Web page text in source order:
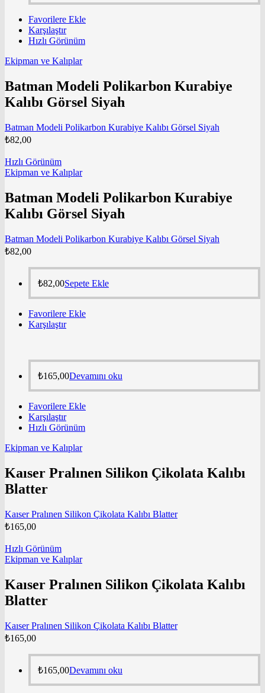
Favorilere Ekle
Karşılaştır
Hızlı Görünüm
Ekipman ve Kalıplar
Batman Modeli Polikarbon Kurabiye
Kalıbı Görsel Siyah
Batman Modeli Polikarbon Kurabiye Kalıbı Görsel Siyah
₺82,00
Hızlı Görünüm
Ekipman ve Kalıplar
Batman Modeli Polikarbon Kurabiye
Kalıbı Görsel Siyah
Batman Modeli Polikarbon Kurabiye Kalıbı Görsel Siyah
₺82,00
₺82,00Sepete Ekle
Favorilere Ekle
Karşılaştır
₺165,00Devamını oku
Favorilere Ekle
Karşılaştır
Hızlı Görünüm
Ekipman ve Kalıplar
Kaıser Pralınen Silikon Çikolata Kalıbı
Blatter
Kaıser Pralınen Silikon Çikolata Kalıbı Blatter
₺165,00
Hızlı Görünüm
Ekipman ve Kalıplar
Kaıser Pralınen Silikon Çikolata Kalıbı
Blatter
Kaıser Pralınen Silikon Çikolata Kalıbı Blatter
₺165,00
₺165,00Devamını oku